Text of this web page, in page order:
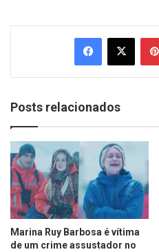
Facebook
X
Posts relacionados
Marina Ruy Barbosa é vítima
de um crime assustador no